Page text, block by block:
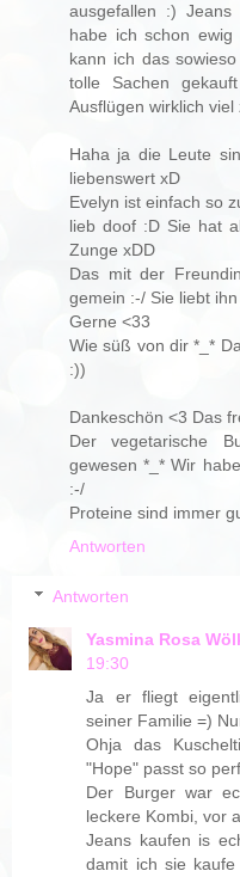
ausgefallen :)
habe ich schon
kann ich das
tolle Sachen
Ausflügen wirklich viel
Haha ja die Leute
liebenswert xD
Evelyn ist einfach so
lieb doof :D Sie hat
Zunge xDD
Das mit der
gemein :-/ Sie liebt
Gerne <33
Wie süß von dir *_*
:))
Dankeschön <3 Das
Der vegetarische
gewesen *_* Wir
:-/
Proteine sind immer
Antworten
Antworten
Yasmina Rosa
19:30
Ja er fliegt
seiner Familie =)
Ohja das
"Hope" passt so
Der Burger war
leckere Kombi, vor
Jeans kaufen is
damit ich sie